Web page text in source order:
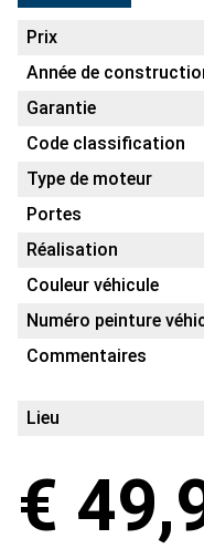
Prix
Année de
Garantie
Code classification
Type de moteur
Portes
Réalisation
Couleur véhicule
Numéro peinture
Commentaires
Lieu
€